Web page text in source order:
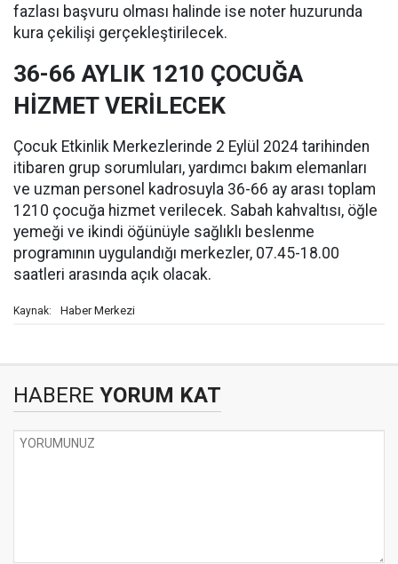
fazlası başvuru olması halinde ise noter huzurunda
kura çekilişi gerçekleştirilecek.
36-66 AYLIK 1210 ÇOCUĞA
HİZMET VERİLECEK
Çocuk Etkinlik Merkezlerinde 2 Eylül 2024 tarihinden
itibaren grup sorumluları, yardımcı bakım elemanları
ve uzman personel kadrosuyla 36-66 ay arası toplam
1210 çocuğa hizmet verilecek. Sabah kahvaltısı, öğle
yemeği ve ikindi öğünüyle sağlıklı beslenme
programının uygulandığı merkezler, 07.45-18.00
saatleri arasında açık olacak.
Kaynak: Haber Merkezi
HABERE YORUM KAT